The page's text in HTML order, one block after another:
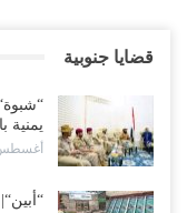
واسعة وإعادة ترتيب
أغسطس 6, 2026
ضربات صنعاء تربك
قضايا جنوبية
يمنية
أغسطس 7,